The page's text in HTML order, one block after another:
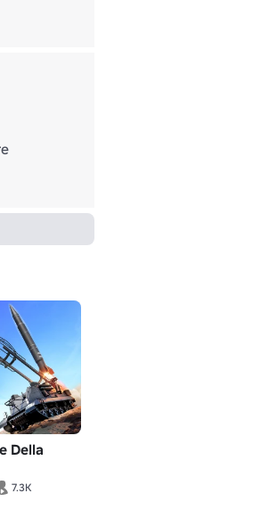
Della
7.3K